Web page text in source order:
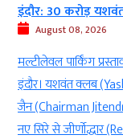
इन्दौर: गोलू ने कावड़
August 08, 2026
सफाईकर्मियों ने भी
(Indore) में निकली
का जगह-जगह स्वागत
भी बरसाए गए, इस